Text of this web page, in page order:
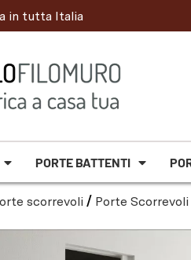
in tutta Italia
PORTE BATTENTI
scorrevoli / Porte